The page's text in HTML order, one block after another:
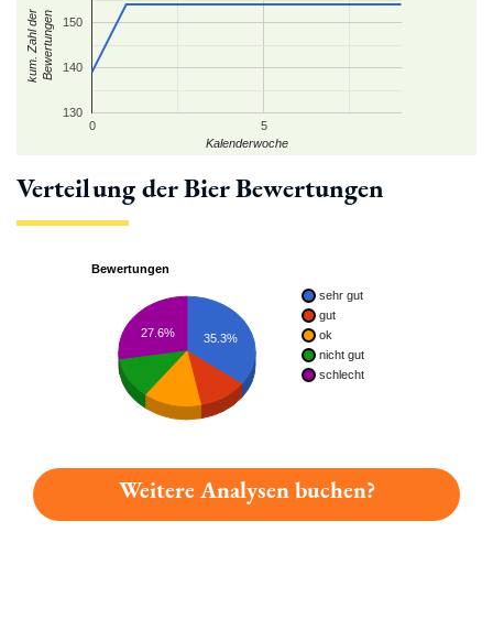
0 5
130
140
150
Kalenderwoche
kum. Zahl derBewertungen
Verteilung der Bier Bewertungen
Bewertungen
sehr gut
gut
ok
nicht gut
schlecht
35.3%
27.6%
Weitere Analysen buchen?